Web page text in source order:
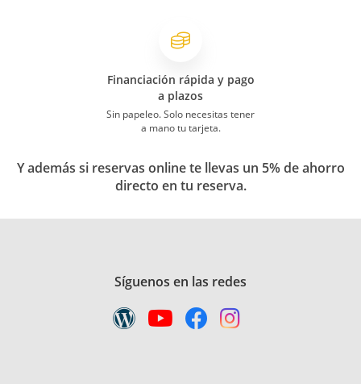
Financiación rápida y pago
a plazos
Sin papeleo. Solo necesitas tener
a mano tu tarjeta.
Y además si reservas online te llevas un 5% de ahorro
directo en tu reserva.
Síguenos en las redes